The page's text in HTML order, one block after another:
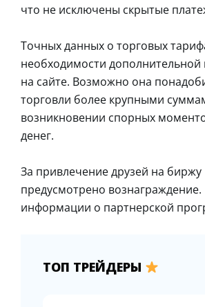
что не исключены скрытые
Точных данных о торговых
необходимости
на сайте. Возможно она
торговли более крупными
возникновении спорных
денег.
За привлечение друзей на
предусмотрено
информации о партнерской
ТОП ТРЕЙДЕРЫ